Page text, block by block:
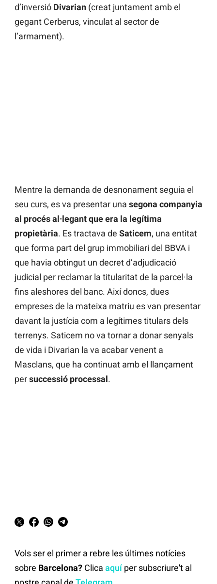
d’inversió Divarian (creat juntament amb el
gegant Cerberus, vinculat al sector de
l’armament).
Mentre la demanda de desnonament seguia el
seu curs, es va presentar una segona companyia
al procés al·legant que era la legítima
propietària. Es tractava de Saticem, una entitat
que forma part del grup immobiliari del BBVA i
que havia obtingut un decret d’adjudicació
judicial per reclamar la titularitat de la parcel·la
fins aleshores del banc. Així doncs, dues
empreses de la mateixa matriu es van presentar
davant la justícia com a legítimes titulars dels
terrenys. Saticem no va tornar a donar senyals
de vida i Divarian la va acabar venent a
Masclans, que ha continuat amb el llançament
persuccessió processal.
Vols ser el primer a rebre les últimes notícies
sobre Barcelona? Clica aquíper subscriure't al